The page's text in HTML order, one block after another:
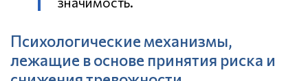
Психологические механизмы,
лежащие в основе принятия риска и